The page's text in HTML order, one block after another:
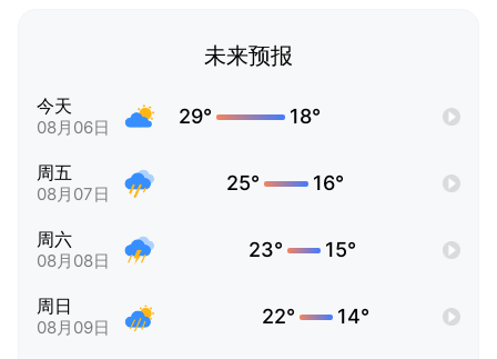
未来预报
今天
08月06日 29° 18°
周五
08月07日 25° 16°
周六
08月08日 23° 15°
周日
08月09日 22° 14°